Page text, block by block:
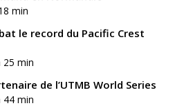
min
le record du Pacific Crest
25 min
de l’UTMB World Series
44 min